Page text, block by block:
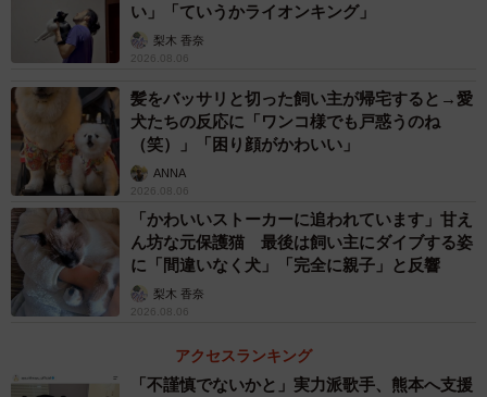
い」「ていうかライオンキング」
梨木 香奈
2026.08.06
髪をバッサリと切った飼い主が帰宅すると→愛
犬たちの反応に「ワンコ様でも戸惑うのね
（笑）」「困り顔がかわいい」
ANNA
2026.08.06
「かわいいストーカーに追われています」甘え
ん坊な元保護猫 最後は飼い主にダイブする姿
に「間違いなく犬」「完全に親子」と反響
梨木 香奈
2026.08.06
アクセスランキング
「不謹慎でないかと」実力派歌手、熊本へ支援